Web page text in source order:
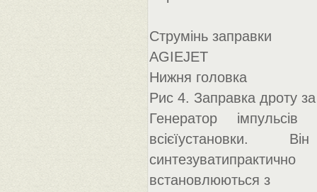
Струмінь заправки
AGIEJET
Нижня головка
Рис 4. Заправка дроту
Генератор
всієїустановки.
встановлюються з